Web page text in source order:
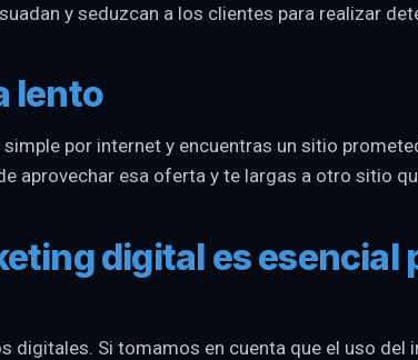
y seduzcan a los clientes para realizar
lento
por internet y encuentras un sitio
aprovechar esa oferta y te largas a otro sitio
digital es esencial
digitales. Si tomamos en cuenta que el uso del